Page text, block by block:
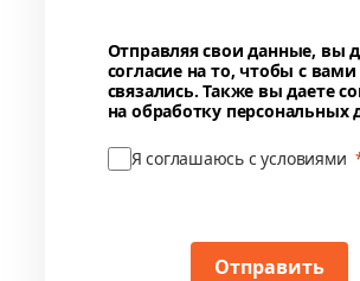
Отправляя свои данные, вы
согласие на то, чтобы с вами
связались. Также вы даете
на обработку персональных
Я соглашаюсь с условиями
Отправить